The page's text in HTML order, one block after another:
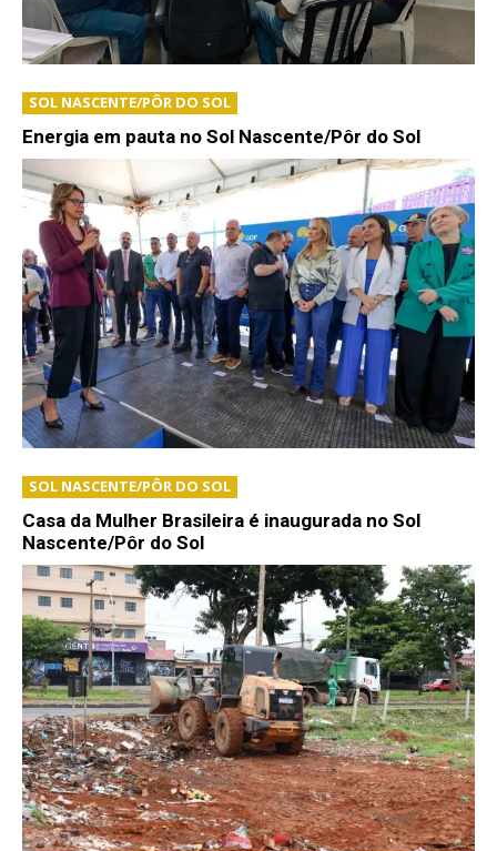
SOL NASCENTE/PÔR DO SOL
Energia em pauta no Sol Nascente/Pôr do Sol
SOL NASCENTE/PÔR DO SOL
Casa da Mulher Brasileira é inaugurada no Sol
Nascente/Pôr do Sol